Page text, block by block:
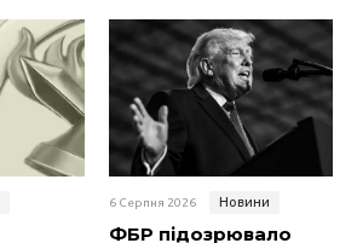
6 Серпня 2026 Новини
ФБР підозрювало